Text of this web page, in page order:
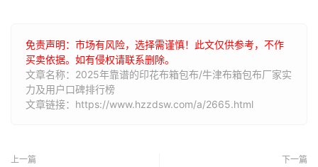
免责声明：市场有风险，选择需谨慎！此文仅供参考，不作
买卖依据。如有侵权请联系删除。
文章名称：2025年靠谱的印花布箱包布/牛津布箱包布厂家实
力及用户口碑排行榜
文章链接：https://www.hzzdsw.com/a/2665.html
上一篇 下一篇